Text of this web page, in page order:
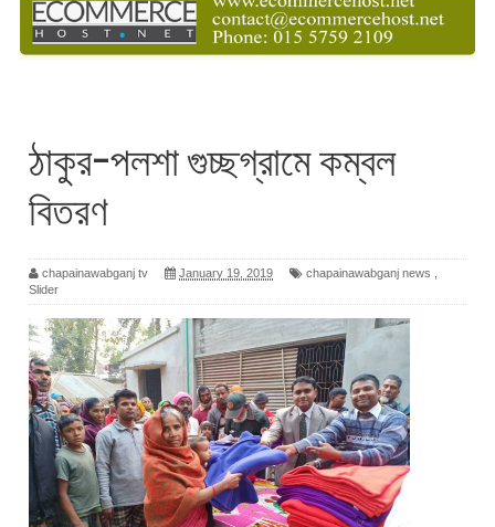
ঠাকুর-পলশা গুচ্ছগ্রামে কম্বল
বিতরণ
chapainawabganj tv January 19, 2019 chapainawabganj news
Slider